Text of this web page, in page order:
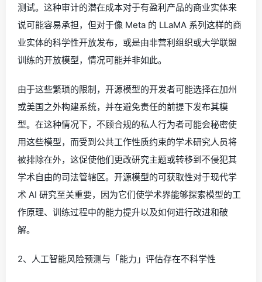
测试。这种审计的潜在成本对于有盈利产品的商业实体来
说可能容易承担，但对于像 Meta 的 LLaMA 系列这样的商
业实体的科学性开放发布，或是由非营利组织或大学联盟
训练的开放模型，情况可能并非如此。
由于这些繁琐的限制，开源模型的开发者可能选择在加州
或美国之外构建系统，并在避免责任的前提下发布其模
型。在这种情况下，不顾合规的私人行为者可能会秘密使
用这些模型，而受到公共工作性质约束的学术研究人员将
被排除在外，这促使他们更改研究主题或转移到不侵犯其
学术自由的司法管辖区。开源模型的可获取性对于现代学
术 AI 研究至关重要，因为它们使学术界能够探索模型的工
作原理、训练过程中的能力提升以及如何进行改进和破
解。
2、人工智能风险预测与「能力」评估存在不科学性